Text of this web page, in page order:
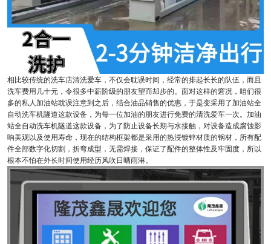
相比较传统的洗车店清洗爱车，不仅会耽误时间，经常的排起长长的队伍，而且
洗车费用几十元，令很多中薪阶级的朋友望而却步的。面对这样的窘况，咱们很
多的私人加油站耽误注意到之后，结合油品销售的优惠，于是变采用了加油站全
自动洗车机隧道这款设备，为每一位加油的朋友进行免费的清洗爱车一次。加油
站全自动洗车机隧道这款设备，为了防止设备长期与水接触，对设备造成腐蚀影
响美观以及使用寿命，现在的结构框架都是采用的热浸镀锌材质的钢材，所有配
件全部数字化切割，折弯成型，无需焊接，保证了配件的整体性及牢固度，所以
根本不怕在外长时间使用经历风吹日晒雨淋。